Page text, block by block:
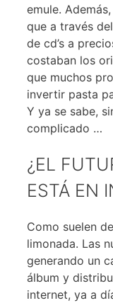
emule.
que a través
de cd’s a
costaban los
que muchos
invertir pasta
Y ya se sabe,
complicado …
¿EL
ESTÁ EN
Como suelen
limonada. Las
generando un
álbum y
internet, ya a